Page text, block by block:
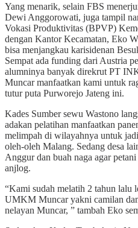
Yang menarik, selain FBS
Dewi Anggorowati, juga tampil
Vokasi Produktivitas (BPVP)
dengan Kantor Kecamatan, Eko
bisa menjangkau karisidenan
Sempat ada funding dari Austria
alumninya banyak direkrut PT
Muncar manfaatkan kami untuk
tutur puta Purworejo Jateng ini.
Kades Sumber sewu Wastono
adakan pelatihan manfaatkan
melimpah di wilayahnya untuk
oleh-oleh Malang. Sedang desa
Anggur dan buah naga agar
anjlog.
“Kami sudah melatih 2 tahun lalu
UMKM Muncar yakni camilan
nelayan Muncar, ” tambah Eko